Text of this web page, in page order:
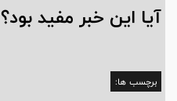
آیا این خبر مفید بود؟
برچسب ها: